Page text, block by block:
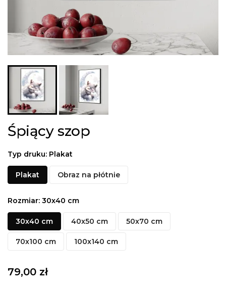
Śpiący szop
Typ druku: Plakat
Plakat Obraz na płótnie
Rozmiar: 30x40 cm
30x40 cm 40x50 cm 50x70 cm
70x100 cm 100x140 cm
79,00 zł